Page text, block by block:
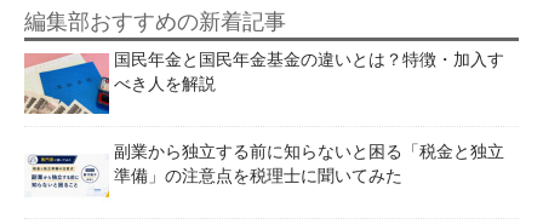
編集部おすすめの新着記事
国民年金と国民年金基金の違いとは？特徴・加入す
べき人を解説
副業から独立する前に知らないと困る「税金と独立
準備」の注意点を税理士に聞いてみた